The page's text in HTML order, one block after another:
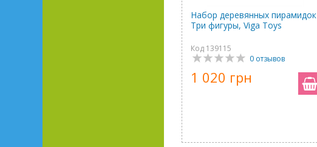
Набор деревянных пирамидок
Три фигуры, Viga Toys
Код 139115
0 отзывов
1 020 грн